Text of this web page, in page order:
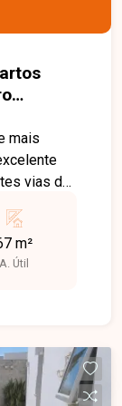
mais
vias da
para o
lazer,
e
m²
A. Útil